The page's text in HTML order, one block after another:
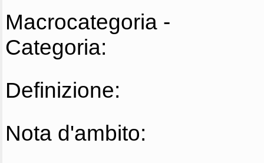
Macrocategoria -
Categoria:
Definizione:
Nota d'ambito: